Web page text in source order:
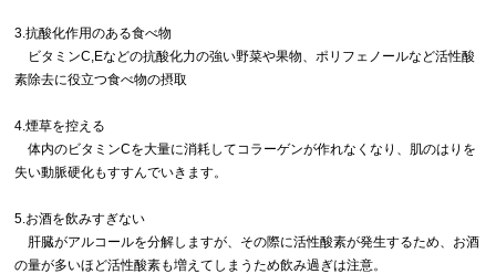
3.抗酸化作用のある食べ物
ビタミンC,Eなどの抗酸化力の強い野菜や果物、ポリフェノールなど活性酸
素除去に役立つ食べ物の摂取
4.煙草を控える
体内のビタミンCを大量に消耗してコラーゲンが作れなくなり、肌のはりを
失い動脈硬化もすすんでいきます。
5.お酒を飲みすぎない
肝臓がアルコールを分解しますが、その際に活性酸素が発生するため、お酒
の量が多いほど活性酸素も増えてしまうため飲み過ぎは注意。